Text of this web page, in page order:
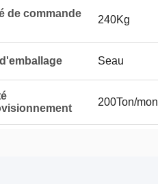
de commande
240Kg
Seau
200Ton/